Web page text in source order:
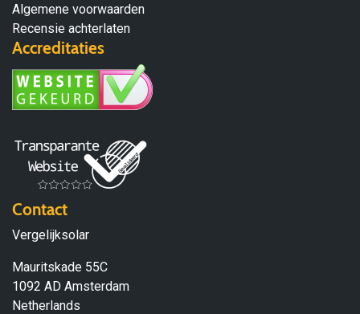
Algemene voorwaarden
Recensie achterlaten
Accreditaties
Contact
Vergelijksolar
Mauritskade 55C
1092 AD Amsterdam
Netherlands